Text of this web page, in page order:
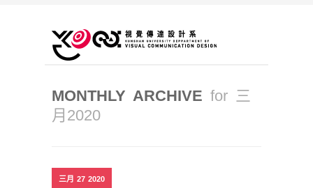
MONTHLY ARCHIVE for 三
月2020
三月 27 2020